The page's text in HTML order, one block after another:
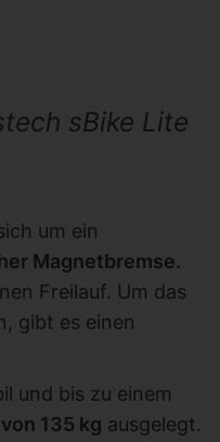
sBike Lite
um ein
Magnetbremse.
Freilauf. Um das
gibt es einen
und bis zu einem
135 kg ausgelegt.